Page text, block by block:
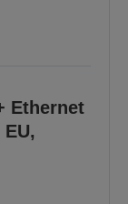
Ethernet